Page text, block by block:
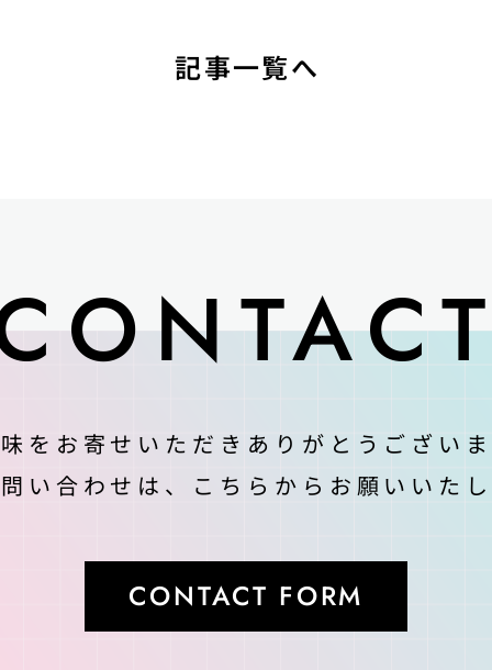
記事一覧へ
をお寄せいただきありがとうござい
い合わせは、 こちらからお願いいた
CONTACT FORM